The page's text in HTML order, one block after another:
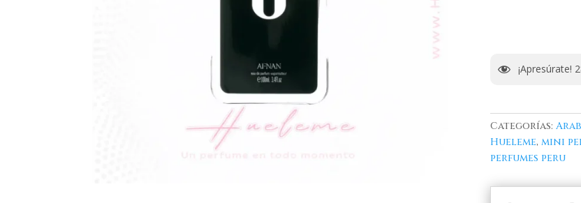
¡Apresúrate!
Categorías:
Hueleme, mini
perfumes peru